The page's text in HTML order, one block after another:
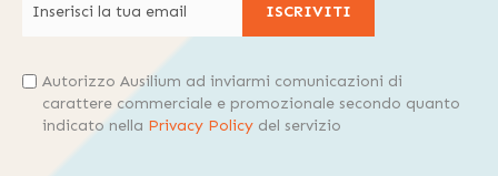
ISCRIVITI
Autorizzo Ausilium ad inviarmi comunicazioni di
carattere commerciale e promozionale secondo quanto
indicato nella Privacy Policy del servizio